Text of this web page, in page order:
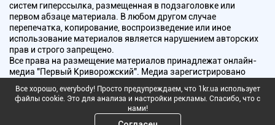
систем гиперссылка, размещенная в подзаголовке или
первом абзаце материала. В любом другом случае
перепечатка, копирование, воспроизведение или иное
использование материалов является нарушением авторских
прав и строго запрещено.
Все права на размещение материалов принадлежат онлайн-
медиа "Первый Криворожский". Медиа зарегистрировано
радиовещания.
Copyright © 2010 - 2026 Все права защищены
Все хорошо, everybody! Просто предупреждаем, что 1kr.ua использует
файлы cookie. Это для анализа и настройки рекламы. Спасибо, что с
нами!